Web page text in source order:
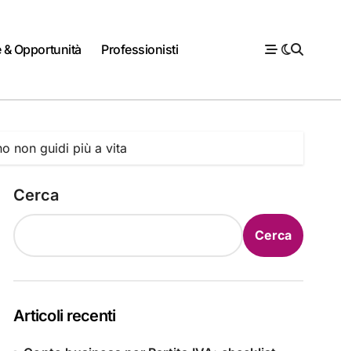
& Opportunità Professionisti
non guidi più a vita
Cerca
Cerca
Articoli recenti